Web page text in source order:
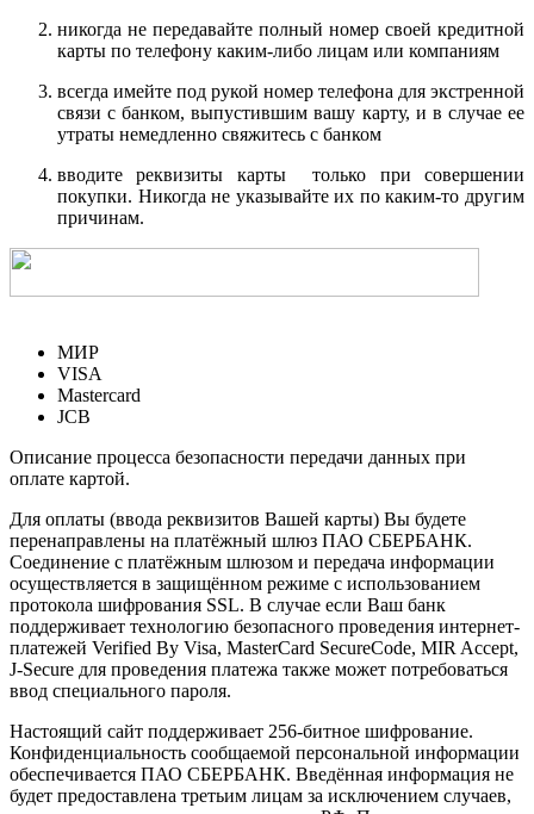
никогда не передавайте полный номер своей кредитной
карты по телефону каким-либо лицам или компаниям
всегда имейте под рукой номер телефона для экстренной
связи с банком, выпустившим вашу карту, и в случае ее
утраты немедленно свяжитесь с банком
вводите реквизиты карты только при совершении
покупки. Никогда не указывайте их по каким-то другим
причинам.
МИР
VISA
Mastercard
JCB
Описание процесса безопасности передачи данных при
оплате картой.
Для оплаты (ввода реквизитов Вашей карты) Вы будете
перенаправлены на платёжный шлюз ПАО СБЕРБАНК.
Соединение с платёжным шлюзом и передача информации
осуществляется в защищённом режиме с использованием
протокола шифрования SSL. В случае если Ваш банк
поддерживает технологию безопасного проведения интернет-
платежей Verified By Visa, MasterCard SecureCode, MIR Accept,
J-Secure для проведения платежа также может потребоваться
ввод специального пароля.
Настоящий сайт поддерживает 256-битное шифрование.
Конфиденциальность сообщаемой персональной информации
обеспечивается ПАО СБЕРБАНК. Введённая информация не
будет предоставлена третьим лицам за исключением случаев,